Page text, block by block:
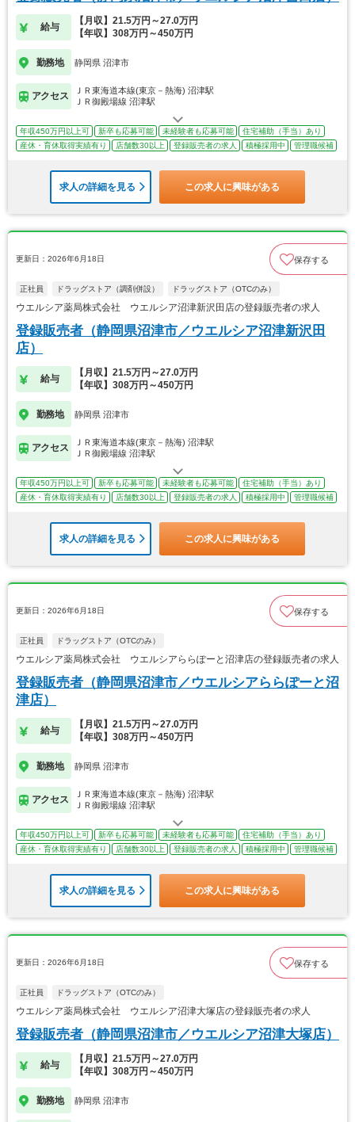
給与
【月収】21.5万円～27.0万円
【年収】308万円～450万円
勤務地 静岡県 沼津市
アクセス
ＪＲ東海道本線(東京－熱海) 沼津駅
ＪＲ御殿場線 沼津駅
年収450万円以上可 新卒も応募可能 未経験者も応募可能
住宅補助（手当）あり
産休・育休取得実績有り
店舗数30以上 登録販売者の求人 積極採用中 管理職候補
求人の詳細を見る この求人に興味がある
更新日：2026年6月18日 保存する
正社員 ドラッグストア（調剤併設） ドラッグストア（OTCのみ）
ウエルシア薬局株式会社 ウエルシア沼津新沢田店の登録販売者の求人
登録販売者（静岡県沼津市／ウエルシア沼津新沢田
店）
給与
【月収】21.5万円～27.0万円
【年収】308万円～450万円
勤務地 静岡県 沼津市
アクセス
ＪＲ東海道本線(東京－熱海) 沼津駅
ＪＲ御殿場線 沼津駅
年収450万円以上可 新卒も応募可能 未経験者も応募可能
住宅補助（手当）あり
産休・育休取得実績有り
店舗数30以上 登録販売者の求人 積極採用中 管理職候補
求人の詳細を見る この求人に興味がある
更新日：2026年6月18日 保存する
正社員 ドラッグストア（OTCのみ）
ウエルシア薬局株式会社 ウエルシアららぽーと沼津店の登録販売者の求人
登録販売者（静岡県沼津市／ウエルシアららぽーと沼
津店）
給与
【月収】21.5万円～27.0万円
【年収】308万円～450万円
勤務地 静岡県 沼津市
アクセス
ＪＲ東海道本線(東京－熱海) 沼津駅
ＪＲ御殿場線 沼津駅
年収450万円以上可 新卒も応募可能 未経験者も応募可能
住宅補助（手当）あり
産休・育休取得実績有り
店舗数30以上 登録販売者の求人 積極採用中 管理職候補
求人の詳細を見る この求人に興味がある
更新日：2026年6月18日 保存する
正社員 ドラッグストア（OTCのみ）
ウエルシア薬局株式会社 ウエルシア沼津大塚店の登録販売者の求人
登録販売者（静岡県沼津市／ウエルシア沼津大塚店）
給与
【月収】21.5万円～27.0万円
【年収】308万円～450万円
勤務地 静岡県 沼津市